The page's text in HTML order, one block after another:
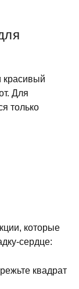
красивый
Для
только
которые
сердце:
квадрат